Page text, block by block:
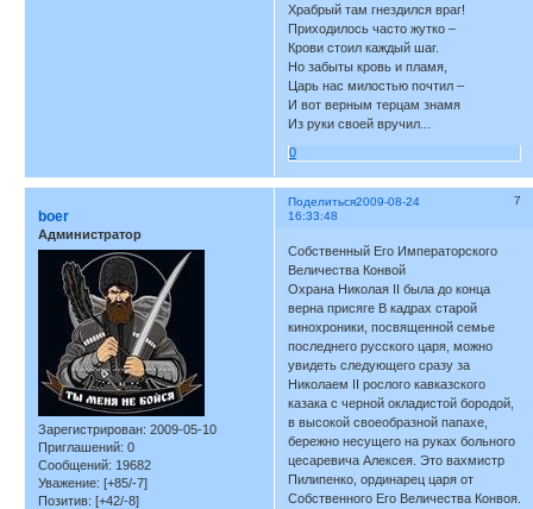
Храбрый там гнездился враг!
Приходилось часто жутко –
Крови стоил каждый шаг.
Но забыты кровь и пламя,
Царь нас милостью почтил –
И вот верным терцам знамя
Из руки своей вручил...
0
Поделиться 7
2009-08-24
16:33:48
boer
Администратор
Зарегистрирован: 2009-05-10
Приглашений: 0
Сообщений: 19682
Уважение: [+85/-7]
Позитив: [+42/-8]
Собственный Его Императорского
Величества Конвой
Охрана Николая II была до конца
верна присяге В кадрах старой
кинохроники, посвященной семье
последнего русского царя, можно
увидеть следующего сразу за
Николаем II рослого кавказского
казака с черной окладистой бородой,
в высокой своеобразной папахе,
бережно несущего на руках больного
цесаревича Алексея. Это вахмистр
Пилипенко, ординарец царя от
Собственного Его Величества Конвоя.